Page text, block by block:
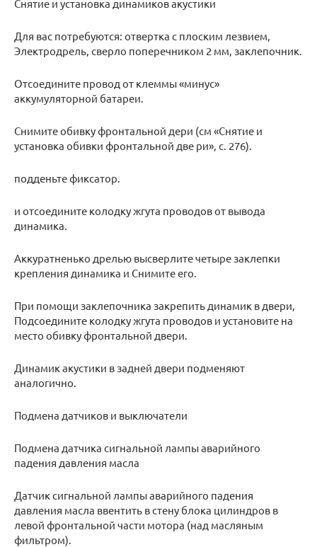
Снятие и установка динамиков акустики
Для вас потребуются: отвертка с плоским лезвием,
Электродрель, сверло поперечником 2 мм, заклепочник.
Отсоедините провод от клеммы «минус»
аккумуляторной батареи.
Снимите обивку фронтальной дери (см «Снятие и
установка обивки фронтальной две ри», с. 276).
подденьте фиксатор.
и отсоедините колодку жгута проводов от вывода
динамика.
Аккуратненько дрелью высверлите четыре заклепки
крепления динамика и Снимите его.
При помощи заклепочника закрепить динамик в двери,
Подсоедините колодку жгута проводов и установите на
место обивку фронтальной двери.
Динамик акустики в задней двери подменяют
аналогично.
Подмена датчиков и выключатели
Подмена датчика сигнальной лампы аварийного
падения давления масла
Датчик сигнальной лампы аварийного падения
давления масла ввентить в стену блока цилиндров в
левой фронтальной части мотора (над масляным
фильтром).